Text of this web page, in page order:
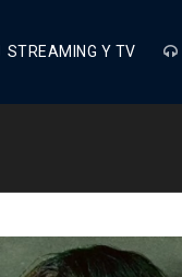
STREAMING Y TV